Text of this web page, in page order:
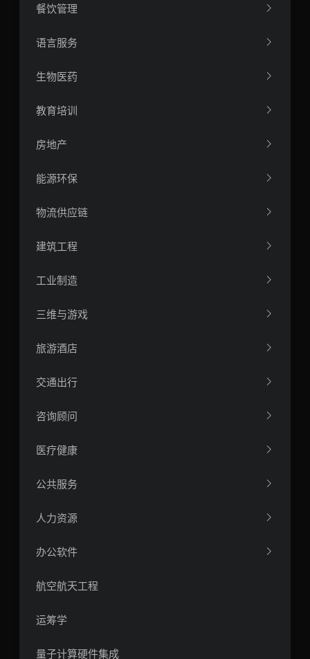
餐饮管理
语言服务
生物医药
教育培训
房地产
能源环保
物流供应链
建筑工程
工业制造
三维与游戏
旅游酒店
交通出行
咨询顾问
医疗健康
公共服务
人力资源
办公软件
航空航天工程
运筹学
量子计算硬件集成